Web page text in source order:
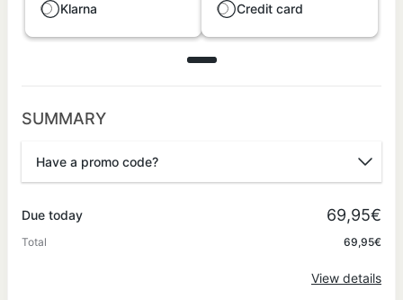
Klarna Credit card
SUMMARY
Have a promo code?
Due today 69,95€
Total 69,95€
View details